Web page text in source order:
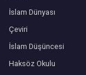
İslam Dünyası
Çeviri
İslam Düşüncesi
Haksöz Okulu